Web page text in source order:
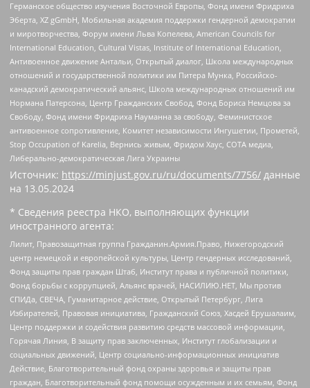
Германское общество изучения Восточной Европы, Фонд имени Фридриха
Эберта, XZ gGmbH, Мобильная академия поддержки гендерной демократии
и миротворчества, Форум имени Льва Копелева, American Councils for
International Education, Cultural Vistas, Institute of International Education,
Антивоенное движение Антальи, Открытый диалог, Школа международных
отношений и государственной политики им Питера Мунка, Российско-
канадский демократический альянс, Школа международных отношений им
Нормана Патерсона, Центр Гражданских Свобод, Фонд Бориса Немцова за
Свободу, Фонд имени Фридриха Науманна за свободу, Феминистское
антивоенное сопротивление, Комитет независимости Ингушетии, Прометей,
Stop Occupation of Karelia, Вернись живым, Фридом Хаус, СОТА медиа,
Либерально-демократическая Лига Украины
Источник: https://minjust.gov.ru/ru/documents/7756/ данные
на 13.05.2024
* Сведения реестра НКО, выполняющих функции
иностранного агента:
Лилит, Правозащитная группа Гражданин.Армия.Право, Нижегородский
центр немецкой и европейской культуры, Центр гендерных исследований,
Фонд защиты прав граждан Штаб, Институт права и публичной политики,
Фонд борьбы с коррупцией, Альянс врачей, НАСИЛИЮ.НЕТ, Мы против
СПИДа, СВЕЧА, Гуманитарное действие, Открытый Петербург, Лига
Избирателей, Правовая инициатива, Гражданский Союз, Хасдей Ерушалаим,
Центр поддержки и содействия развитию средств массовой информации,
Горячая Линия, В защиту прав заключенных, Институт глобализации и
социальных движений, Центр социально-информационных инициатив
Действие, Благотворительный фонд охраны здоровья и защиты прав
граждан, Благотворительный фонд помощи осужденным и их семьям, Фонд